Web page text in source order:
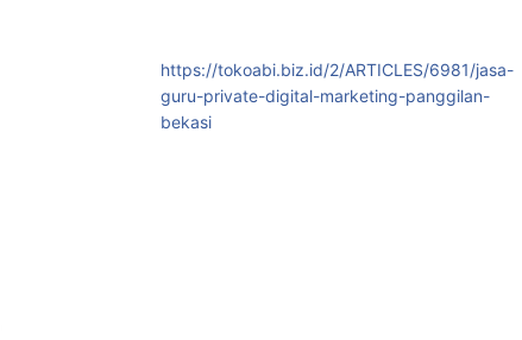
https://tokoabi.biz.id/2/ARTICLES/6981/jasa-
guru-private-digital-marketing-panggilan-
bekasi